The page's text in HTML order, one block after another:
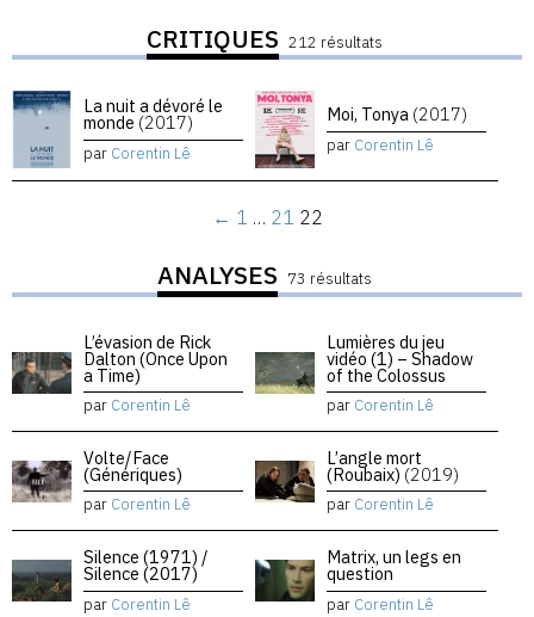
CRITIQUES 212 résultats
La nuit a dévoré le
monde (2017)
par Corentin Lê
Moi, Tonya (2017)
par Corentin Lê
← 1 … 21 22
ANALYSES 73 résultats
L’évasion de Rick
Dalton (Once Upon
a Time)
par Corentin Lê
Lumières du jeu
vidéo (1) – Shadow
of the Colossus
par Corentin Lê
Volte/Face
(Génériques)
par Corentin Lê
L’angle mort
(Roubaix) (2019)
par Corentin Lê
Silence (1971) /
Silence (2017)
par Corentin Lê
Matrix, un legs en
question
par Corentin Lê